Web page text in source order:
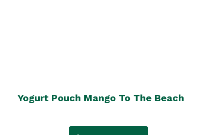
Yogurt Pouch Mango To The Beach